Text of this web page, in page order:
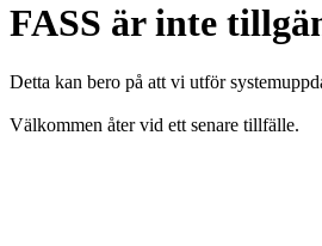
FASS är inte
Detta kan bero på att vi utför
Välkommen åter vid ett senare tillfälle.